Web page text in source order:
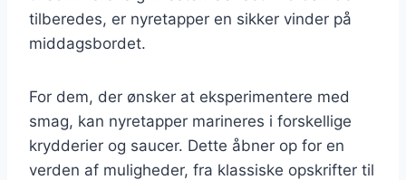
tilberedes, er nyretapper en sikker vinder på
middagsbordet.
For dem, der ønsker at eksperimentere med
smag, kan nyretapper marineres i forskellige
krydderier og saucer. Dette åbner op for en
verden af muligheder, fra klassiske opskrifter til